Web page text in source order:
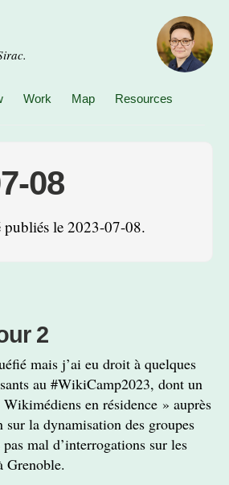
Work Map Resources
08
publiés le 2023-07-08.
2
mais j’ai eu droit à quelques
au #WikiCamp2023, dont un
en résidence » auprès
sur la dynamisation des groupes
mal d’interrogations sur les
Grenoble.